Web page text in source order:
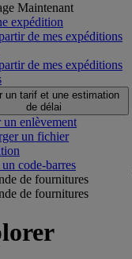
Maintenant
expédition
de mes expéditions
de mes expéditions
un tarif et une estimation
de délai
enlèvement
un fichier
un code-barres
de fournitures
de fournitures